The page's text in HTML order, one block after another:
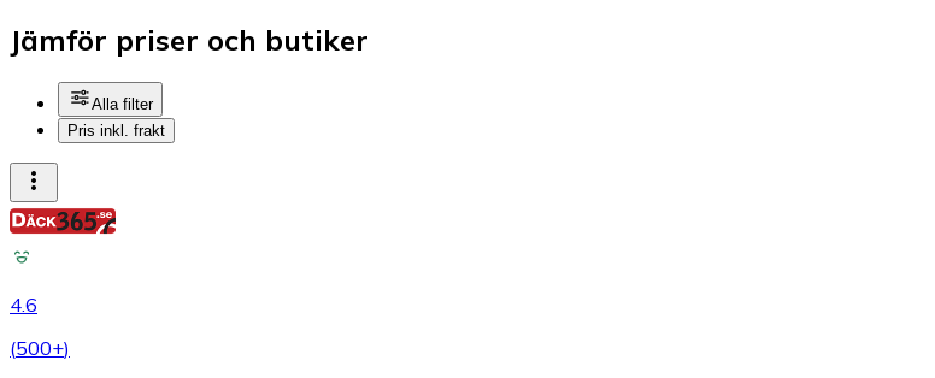
Jämför priser och butiker
Alla filter
Pris inkl. frakt
4.6
(500+)